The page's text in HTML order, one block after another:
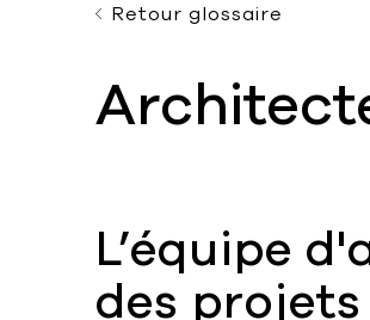
Retour glossaire
L’équipe
des